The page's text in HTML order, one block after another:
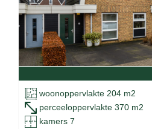
woonoppervlakte 204 m2
perceeloppervlakte 370 m2
kamers 7